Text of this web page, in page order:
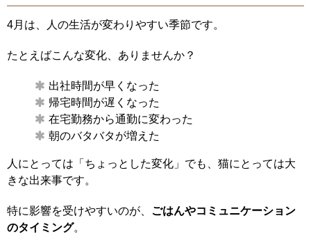
4月は、人の生活が変わりやすい季節です。
たとえばこんな変化、ありませんか？
出社時間が早くなった
帰宅時間が遅くなった
在宅勤務から通勤に変わった
朝のバタバタが増えた
人にとっては「ちょっとした変化」でも、猫にとっては大
きな出来事です。
特に影響を受けやすいのが、 ごはんやコミュニケーション
のタイミング。